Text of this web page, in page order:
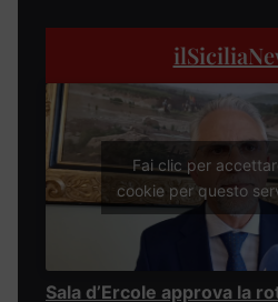
Fai clic per
cookie per questo
Sala d’Ercole approva la